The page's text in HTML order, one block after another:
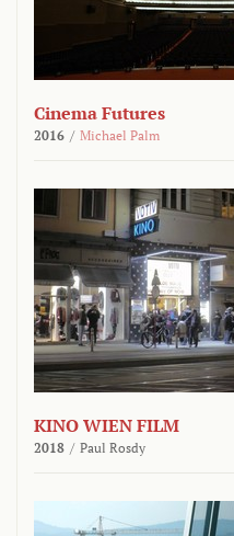
Cinema Futures
2016 / Michael Palm
KINO WIEN FILM
2018 / Paul Rosdy